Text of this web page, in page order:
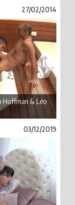
27/02/2014
Hoffman & Léo
03/12/2019